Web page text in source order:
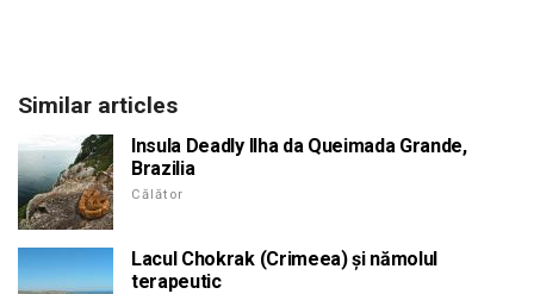
Similar articles
Insula Deadly Ilha da Queimada Grande,
Brazilia
Călător
Lacul Chokrak (Crimeea) și nămolul
terapeutic